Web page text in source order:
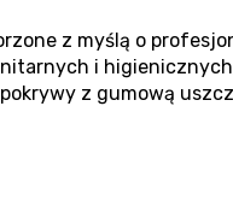
z myślą o
i
z gumową